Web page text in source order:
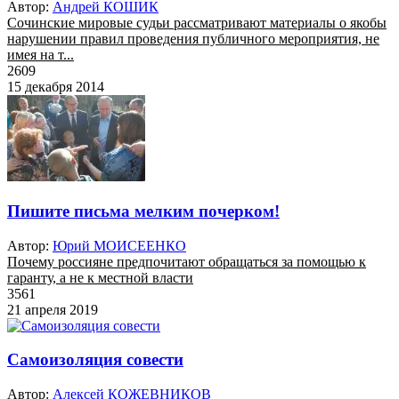
Автор: Андрей КОШИК
Сочинские мировые судьи рассматривают материалы о якобы
нарушении правил проведения публичного мероприятия, не
имея на т...
2609
15 декабря 2014
Пишите письма мелким почерком!
Автор: Юрий МОИСЕЕНКО
Почему россияне предпочитают обращаться за помощью к
гаранту, а не к местной власти
3561
21 апреля 2019
Самоизоляция совести
Автор: Алексей КОЖЕВНИКОВ